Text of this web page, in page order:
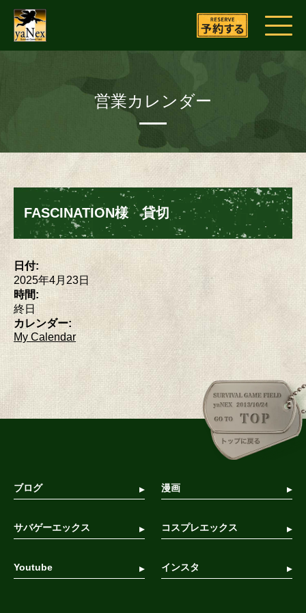
営業カレンダー
FASCINATION様 貸切
日付:
2025年4月23日
時間:
終日
カレンダー:
My Calendar
ブログ 漫画
サバゲーエックス コスプレエックス
Youtube インスタ